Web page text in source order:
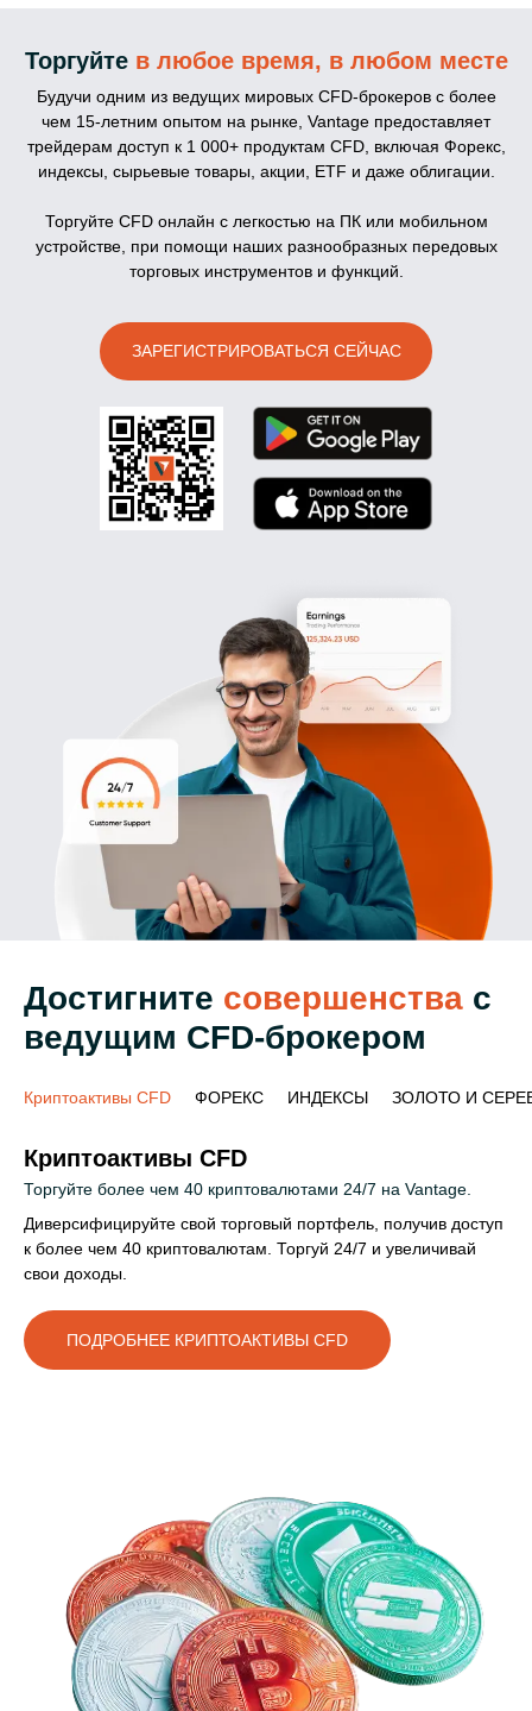
Торгуйте в любое время, в любом месте
Будучи одним из ведущих мировых CFD-брокеров с более
чем 15-летним опытом на рынке, Vantage предоставляет
трейдерам доступ к 1 000+ продуктам CFD, включая Форекс,
индексы, сырьевые товары, акции, ETF и даже облигации.
Торгуйте CFD онлайн с легкостью на ПК или мобильном
устройстве, при помощи наших разнообразных передовых
торговых инструментов и функций.
ЗАРЕГИСТРИРОВАТЬСЯ СЕЙЧАС
Достигните совершенства с
ведущим CFD-брокером
Криптоактивы CFD ФОРЕКС ИНДЕКСЫ ЗОЛОТО И
Криптоактивы CFD
Торгуйте более чем 40 криптовалютами 24/7 на Vantage.
Диверсифицируйте свой торговый портфель, получив доступ
к более чем 40 криптовалютам. Торгуй 24/7 и увеличивай
свои доходы.
ПОДРОБНЕЕ КРИПТОАКТИВЫ CFD